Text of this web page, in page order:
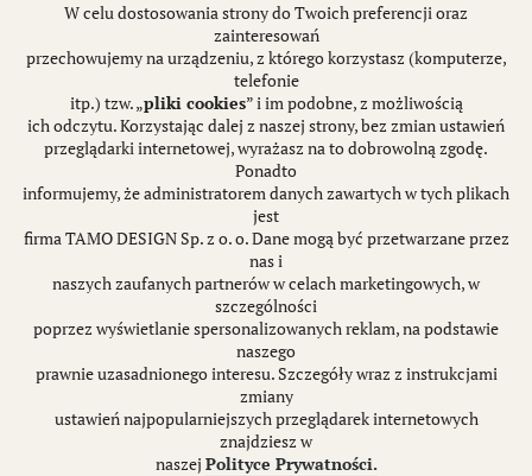
W celu dostosowania strony do Twoich preferencji oraz
zainteresowań
przechowujemy na urządzeniu, z którego korzystasz (komputerze,
telefonie
itp.) tzw. „pliki cookies” i im podobne, z możliwością
ich odczytu. Korzystając dalej z naszej strony, bez zmian ustawień
przeglądarki internetowej, wyrażasz na to dobrowolną zgodę.
Ponadto
informujemy, że administratorem danych zawartych w tych plikach
jest
firma TAMO DESIGN Sp. z o. o. Dane mogą być przetwarzane przez
nas i
naszych zaufanych partnerów w celach marketingowych, w
szczególności
poprzez wyświetlanie spersonalizowanych reklam, na podstawie
naszego
prawnie uzasadnionego interesu. Szczegóły wraz z instrukcjami
zmiany
ustawień najpopularniejszych przeglądarek internetowych
znajdziesz w
naszej Polityce Prywatności.